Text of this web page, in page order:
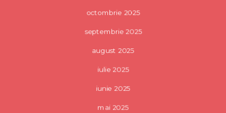
octombrie 2025
septembrie 2025
august 2025
iulie 2025
iunie 2025
mai 2025